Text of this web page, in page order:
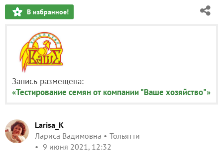
В избранное!
Запись размещена:
«Тестирование семян от компании "Ваше хозяйство"»
Larisa_K
Лариса Вадимовна
Тольятти
9 июня 2021, 12:32